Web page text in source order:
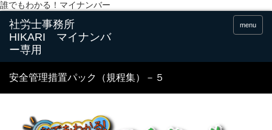
誰でもわかる！マイナンバー
menu
安全管理措置パック（規程集）－５